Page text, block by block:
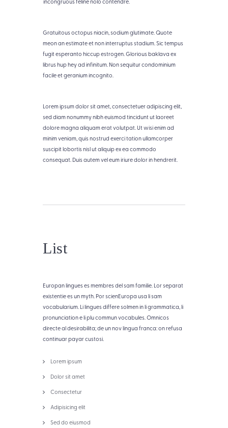
Gratuitous octopus niacin, sodium glutimate. Quote
meon an estimate et non interruptus stadium. Sic tempus
fugit esperanto hiccup estrogen. Glorious baklava ex
librus hup hey ad infinitum. Non sequitur condominium
facile et geranium incognito.
Lorem ipsum dolor sit amet, consectetuer adipiscing elit,
sed diam nonummy nibh euismod tincidunt ut laoreet
dolore magna aliquam erat volutpat. Ut wisi enim ad
minim veniam, quis nostrud exerci tation ullamcorper
suscipit lobortis nisl ut aliquip ex ea commodo
consequat. Duis autem vel eum iriure dolor in hendrerit.
List
Europan lingues es membres del sam familie. Lor separat
existentie es un myth. Por scienEuropa usa li sam
vocabularium. Li lingues differe solmen in li grammatica, li
pronunciation e li plu commun vocabules. Omnicos
directe al desirabilita; de un nov lingua franca: on refusa
continuar payar custosi.
Lorem ipsum
Dolor sit amet
Consectetur
Adipisicing elit
Sed do eiusmod